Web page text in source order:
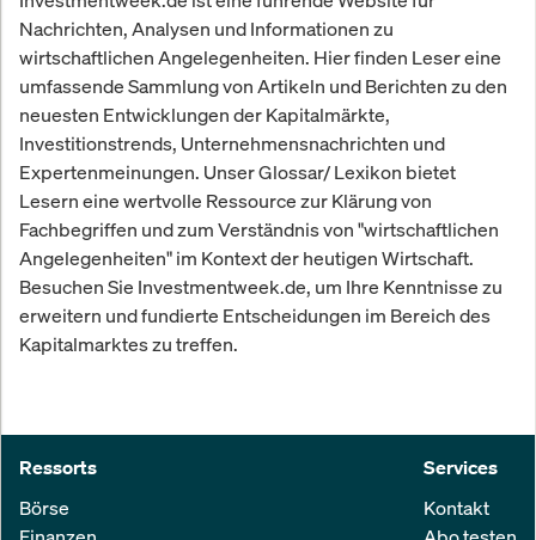
Nachrichten, Analysen und Informationen zu
wirtschaftlichen Angelegenheiten. Hier finden Leser eine
umfassende Sammlung von Artikeln und Berichten zu den
neuesten Entwicklungen der Kapitalmärkte,
Investitionstrends, Unternehmensnachrichten und
Expertenmeinungen. Unser Glossar/ Lexikon bietet
Lesern eine wertvolle Ressource zur Klärung von
Fachbegriffen und zum Verständnis von "wirtschaftlichen
Angelegenheiten" im Kontext der heutigen Wirtschaft.
Besuchen Sie Investmentweek.de, um Ihre Kenntnisse zu
erweitern und fundierte Entscheidungen im Bereich des
Kapitalmarktes zu treffen.
Ressorts
Börse
Services
Kontakt